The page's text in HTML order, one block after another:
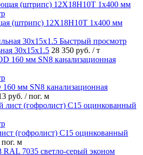
(штрипс) 12Х18Н10Т 1х400 мм
Быстрый просмотр
30х15х1.5 28 350 руб. / т
мм SN8 канализационная
руб. / пог. м
(гофролист) С15 оцинкованный
пог. м